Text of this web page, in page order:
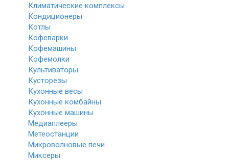
Климатические комплексы
Кондиционеры
Котлы
Кофеварки
Кофемашины
Кофемолки
Культиваторы
Кусторезы
Кухонные весы
Кухонные комбайны
Кухонные машины
Медиаплееры
Метеостанции
Микроволновые печи
Миксеры